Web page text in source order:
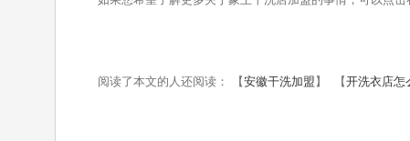
阅读了本文的人还阅读： 【安徽干洗加盟 】 【开洗衣店怎